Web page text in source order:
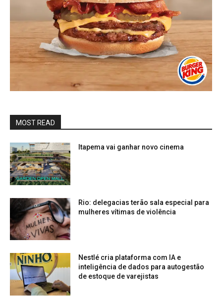
MOST READ
Itapema vai ganhar novo cinema
Rio: delegacias terão sala especial para
mulheres vítimas de violência
Nestlé cria plataforma com IA e
inteligência de dados para autogestão
de estoque de varejistas